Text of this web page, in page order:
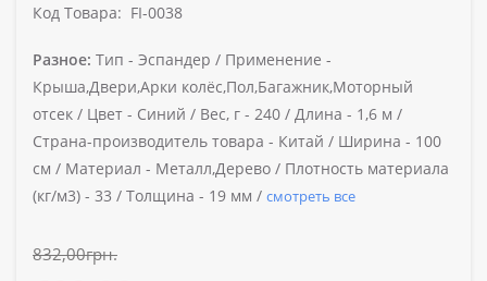
Код Товара: FI-0038
Разное: Тип - Эспандер / Применение -
Крыша,Двери,Арки колёс,Пол,Багажник,Моторный
отсек / Цвет - Синий / Вес, г - 240 / Длина - 1,6 м /
Страна-производитель товара - Китай / Ширина - 100
см / Материал - Металл,Дерево / Плотность материала
(кг/м3) - 33 / Толщина - 19 мм / смотреть все
832,00грн.